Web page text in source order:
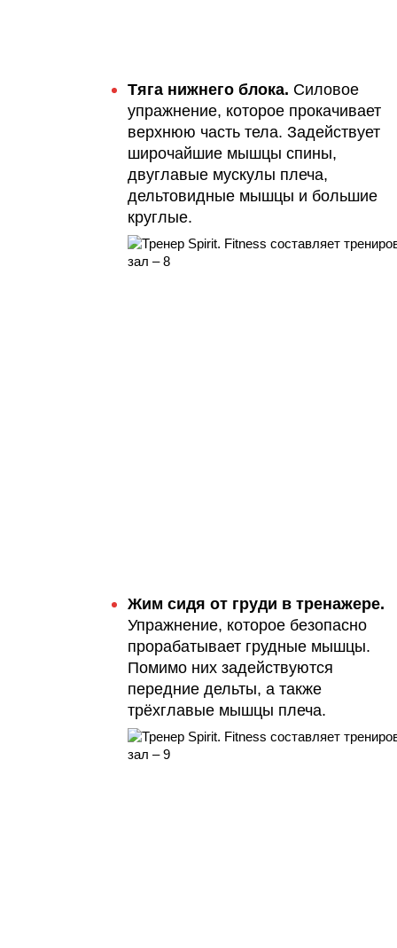
Тяга нижнего блока. Силовое
упражнение, которое прокачивает
верхнюю часть тела. Задействует
широчайшие мышцы спины,
двуглавые мускулы плеча,
дельтовидные мышцы и большие
круглые.
Жим сидя от груди в тренажере.
Упражнение, которое безопасно
прорабатывает грудные мышцы.
Помимо них задействуются
передние дельты, а также
трёхглавые мышцы плеча.